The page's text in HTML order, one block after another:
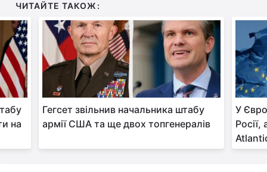
ЧИТАЙТЕ ТАКОЖ:
на
Гегсет звільнив начальника штабу
армії США та ще двох топгенералів
У